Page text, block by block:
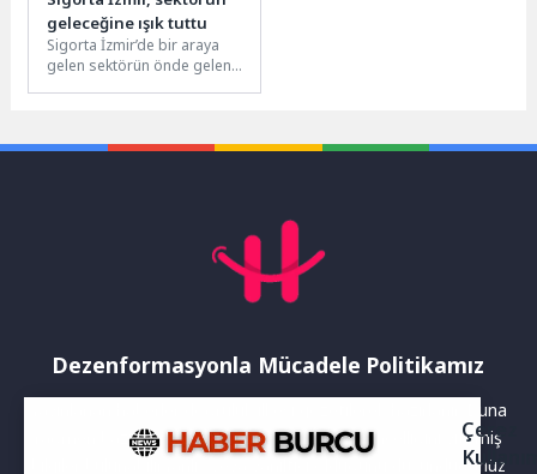
geleceğine ışık tuttu
Sigorta İzmir’de bir araya
gelen sektörün önde gelen
Dezenformasyonla Mücadele Politikamız
Yayınlanan haberler doğruluk ilkesi gözetilerek hazırlanır. Buna
rağmen bazı içeriklerde eksik, hatalı veya güncelliğini yitirmiş
bilgiler bulunabilir.Yanlış veya yanıltıcı olduğunu düşündüğünüz
Çerez